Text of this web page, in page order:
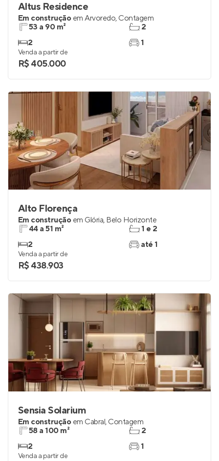
Altus Residence
Em construção em Arvoredo, Contagem
53 a 90 m²
2
2
1
Venda a partir de
R$ 405.000
Alto Florença
Em construção em Glória, Belo Horizonte
44 a 51 m²
2
1 e 2
até 1
Venda a partir de
R$ 438.903
Sensia Solarium
Em construção em Cabral, Contagem
58 a 100 m²
2
2
1
Venda a partir de